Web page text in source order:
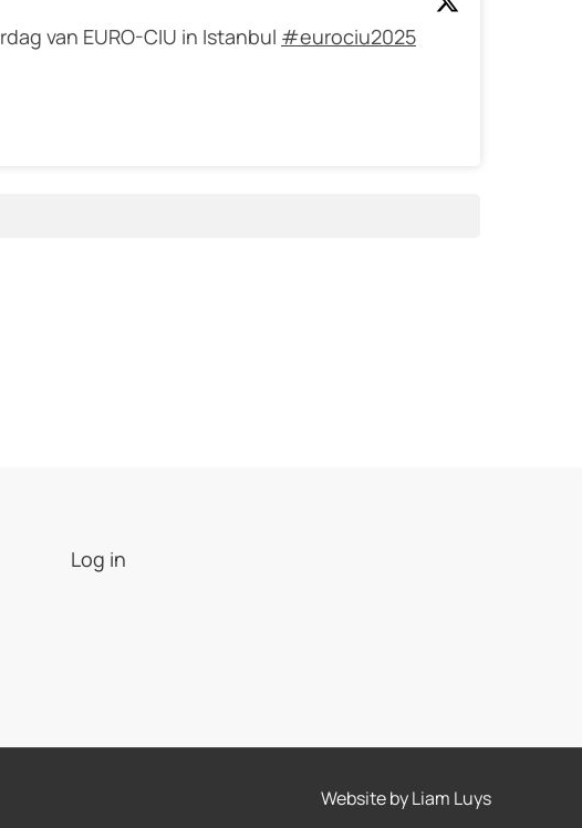
van EURO-CIU in Istanbul #eurociu2025
Log in
Website byLiam Luys